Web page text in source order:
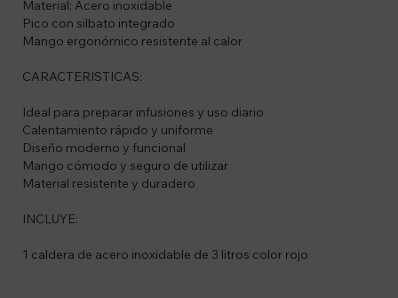
Material: Acero inoxidable
Pico con silbato integrado
Mango ergonómico resistente al calor
CARACTERISTICAS:
Ideal para preparar infusiones y uso diario
Calentamiento rápido y uniforme
Diseño moderno y funcional
Mango cómodo y seguro de utilizar
Material resistente y duradero
INCLUYE:
1 caldera de acero inoxidable de 3 litros color rojo